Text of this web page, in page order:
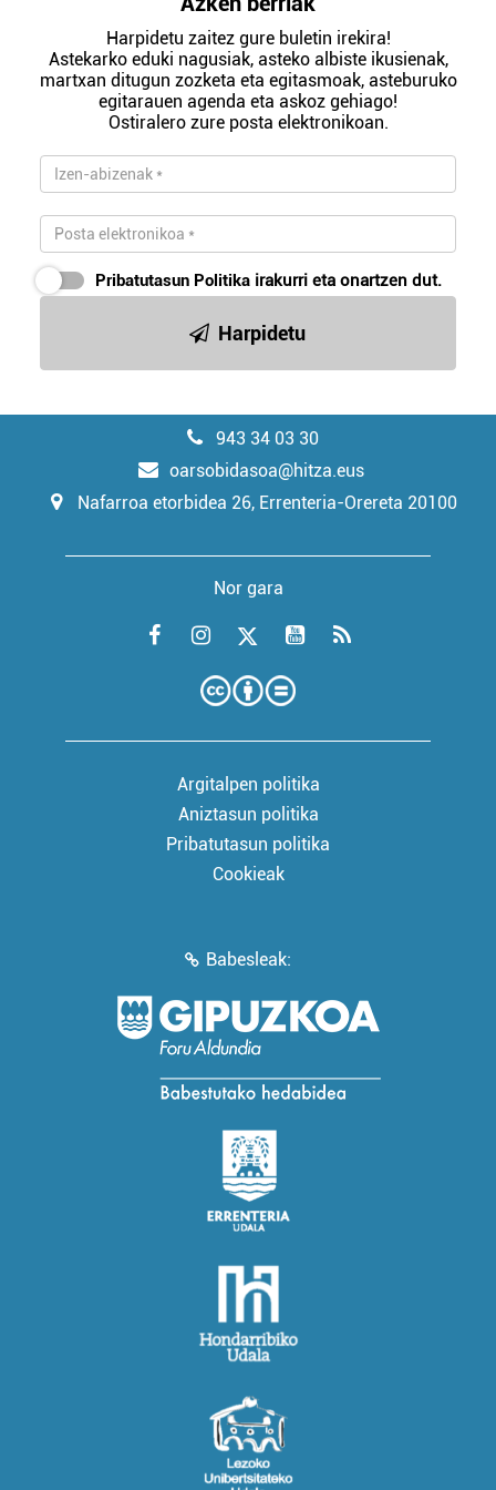
Harpidetu zaitez gure buletin irekira!
Astekarko eduki nagusiak, asteko albiste ikusienak,
martxan ditugun zozketa eta egitasmoak, asteburuko
egitarauen agenda eta askoz gehiago!
Ostiralero zure posta elektronikoan.
Pribatutasun Politika irakurri eta onartzen dut.
Harpidetu
943 34 03 30
oarsobidasoa@hitza.eus
Nafarroa etorbidea 26, Errenteria-Orereta 20100
Nor gara
Argitalpen politika
Aniztasun politika
Pribatutasun politika
Cookieak
Babesleak: